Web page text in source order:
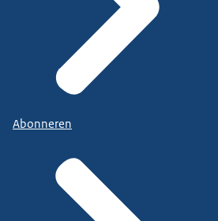
Abonneren